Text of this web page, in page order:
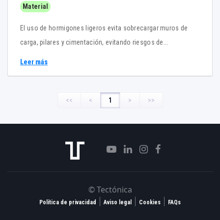
Material
El uso de hormigones ligeros evita sobrecargar muros de
carga, pilares y cimentación, evitando riesgos de
Leer más
<< < 1 > >>
© Tectónica
Política de privacidad Aviso legal Cookies FAQs